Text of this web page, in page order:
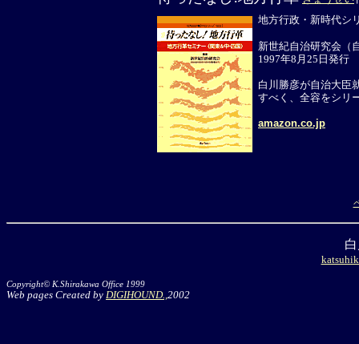
地方行政・新時代シ
新世紀自治研究会（
1997年8月25日発行
白川勝彦が自治大臣
すべく、全容をシリ
amazon.co.jp
Copyright© K.Shirakawa Office 1999
Web pages Created by DIGIHOUND.,2002